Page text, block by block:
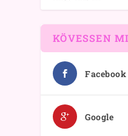
KÖVESSEN
Facebook
Google